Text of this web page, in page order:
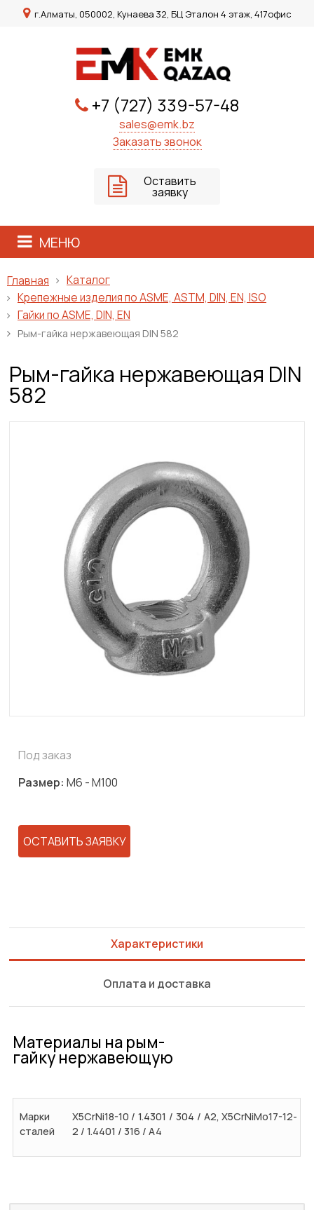
г.Алматы, 050002, Кунаева 32, БЦ Эталон 4 этаж, 417офис
+7 (727) 339-57-48
sales@emk.bz
Заказать звонок
Оставить
заявку
МЕНЮ
Главная
Каталог
Крепежные изделия по ASME, ASTM, DIN, EN, ISO
Гайки по ASME, DIN, EN
Рым-гайка нержавеющая DIN 582
Рым-гайка нержавеющая DIN
582
Под заказ
Размер: М6 - М100
ОСТАВИТЬ ЗАЯВКУ
Характеристики
Оплата и доставка
Материалы на рым-
гайку нержавеющую
Марки
сталей
X5CrNi18-10 / 1.4301 / 304 / A2, X5CrNiMo17-12-
2 / 1.4401 / 316 / A4